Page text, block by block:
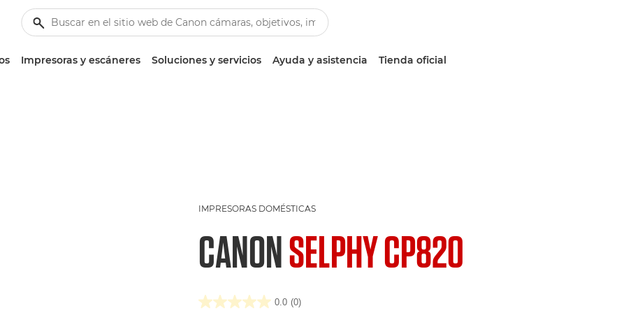
Impresoras y escáneres Soluciones y servicios Ayuda y asistencia Tienda oficial
IMPRESORAS DOMÉSTICAS
CANONSELPHY CP820
0.0 (0)